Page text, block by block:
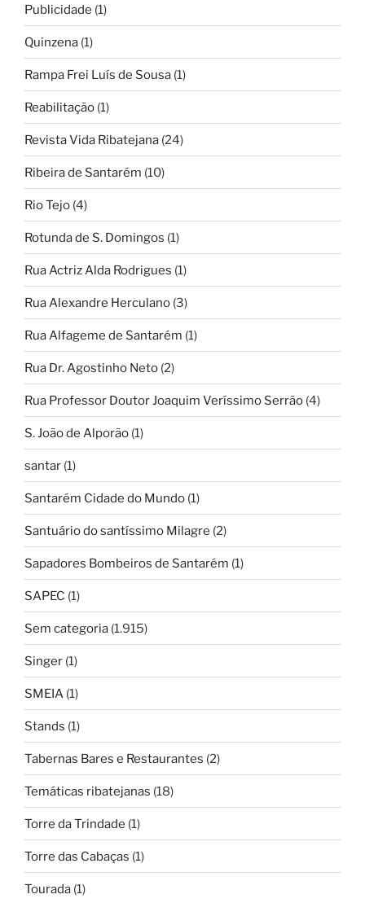
Publicidade (1)
Quinzena (1)
Rampa Frei Luís de Sousa (1)
Reabilitação (1)
Revista Vida Ribatejana (24)
Ribeira de Santarém (10)
Rio Tejo (4)
Rotunda de S. Domingos (1)
Rua Actriz Alda Rodrigues (1)
Rua Alexandre Herculano (3)
Rua Alfageme de Santarém (1)
Rua Dr. Agostinho Neto (2)
Rua Professor Doutor Joaquim Veríssimo Serrão (4)
S. João de Alporão (1)
santar (1)
Santarém Cidade do Mundo (1)
Santuário do santíssimo Milagre (2)
Sapadores Bombeiros de Santarém (1)
SAPEC (1)
Sem categoria (1.915)
Singer (1)
SMEIA (1)
Stands (1)
Tabernas Bares e Restaurantes (2)
Temáticas ribatejanas (18)
Torre da Trindade (1)
Torre das Cabaças (1)
Tourada (1)